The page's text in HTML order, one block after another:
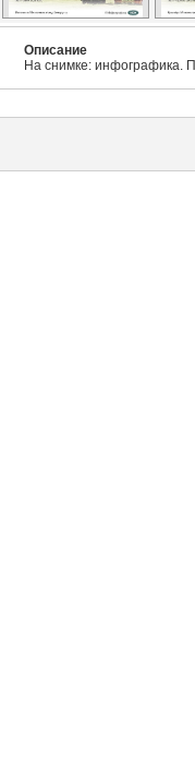
Описание
На снимке: инфографика.